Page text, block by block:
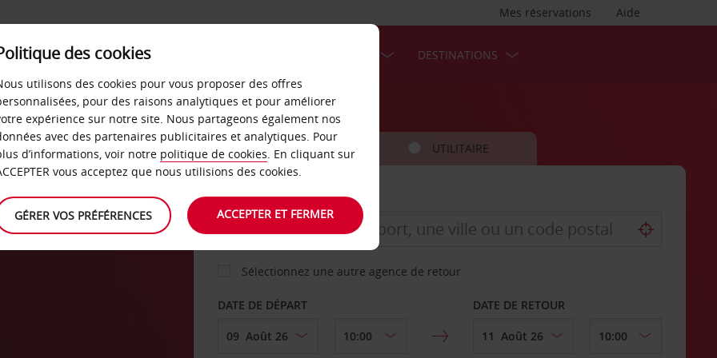
Aide
Mes réservations
LIBRE-SERVICE DESTINATIONS
VOITURE UTILITAIRE
AGENCE DE DÉPART
Sélectionnez une autre agence de retour
DATE DE DÉPART DATE DE RETOUR
des cookies
utilisons des cookies pour vous proposer des offres
pour des raisons analytiques et pour améliorer
expérience sur notre site. Nous partageons également nos
avec des partenaires publicitaires et analytiques. Pour
d’informations, voir notre politique de cookies. En cliquant sur
vous acceptez que nous utilisions des cookies.
GÉRER VOS PRÉFÉRENCES ACCEPTER ET FERMER